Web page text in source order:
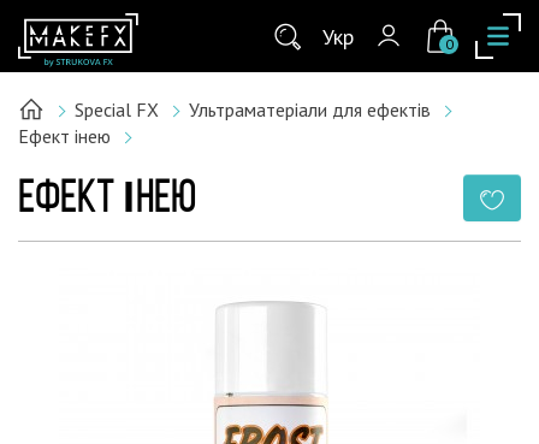
Укр 0
Special FX
Ультраматеріали для ефектів
Ефект інею
ЕФЕКТ ІНЕЮ